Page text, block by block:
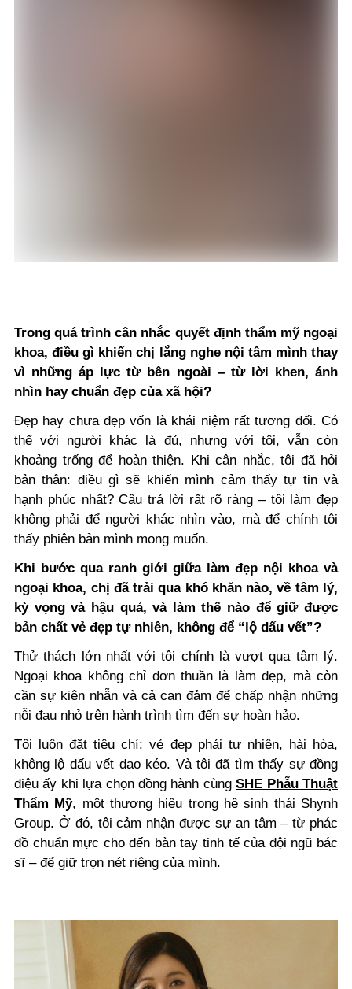
Trong quá trình cân nhắc quyết định thẩm mỹ ngoại
khoa, điều gì khiến chị lắng nghe nội tâm mình thay
vì những áp lực từ bên ngoài – từ lời khen, ánh
nhìn hay chuẩn đẹp của xã hội?
Đẹp hay chưa đẹp vốn là khái niệm rất tương đối. Có
thể với người khác là đủ, nhưng với tôi, vẫn còn
khoảng trống để hoàn thiện. Khi cân nhắc, tôi đã hỏi
bản thân: điều gì sẽ khiến mình cảm thấy tự tin và
hạnh phúc nhất? Câu trả lời rất rõ ràng – tôi làm đẹp
không phải để người khác nhìn vào, mà để chính tôi
thấy phiên bản mình mong muốn.
Khi bước qua ranh giới giữa làm đẹp nội khoa và
ngoại khoa, chị đã trải qua khó khăn nào, về tâm lý,
kỳ vọng và hậu quả, và làm thế nào để giữ được
bản chất vẻ đẹp tự nhiên, không để “lộ dấu vết”?
Thử thách lớn nhất với tôi chính là vượt qua tâm lý.
Ngoại khoa không chỉ đơn thuần là làm đẹp, mà còn
cần sự kiên nhẫn và cả can đảm để chấp nhận những
nỗi đau nhỏ trên hành trình tìm đến sự hoàn hảo.
Tôi luôn đặt tiêu chí: vẻ đẹp phải tự nhiên, hài hòa,
không lộ dấu vết dao kéo. Và tôi đã tìm thấy sự đồng
điệu ấy khi lựa chọn đồng hành cùngSHE Phẫu Thuật
Thẩm Mỹ, một thương hiệu trong hệ sinh thái Shynh
Group. Ở đó, tôi cảm nhận được sự an tâm – từ phác
đồ chuẩn mực cho đến bàn tay tinh tế của đội ngũ bác
sĩ – để giữ trọn nét riêng của mình.